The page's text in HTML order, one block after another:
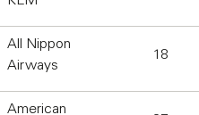
All Nippon
Airways
18
American